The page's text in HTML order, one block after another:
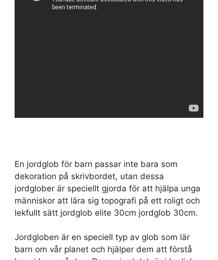
En jordglob för barn passar inte bara som
dekoration på skrivbordet, utan dessa
jordglober är speciellt gjorda för att hjälpa unga
människor att lära sig topografi på ett roligt och
lekfullt sätt jordglob elite 30cm jordglob 30cm.
Jordgloben är en speciell typ av glob som lär
barn om vår planet och hjälper dem att förstå